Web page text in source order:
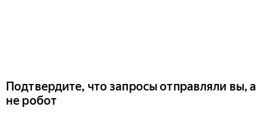
Подтвердите, что запросы отправляли вы, а
не робот